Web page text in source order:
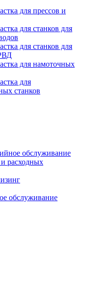
для прессов и
для станков для
для станков для
для намоточных
для
станков
обслуживание
расходных
обслуживание